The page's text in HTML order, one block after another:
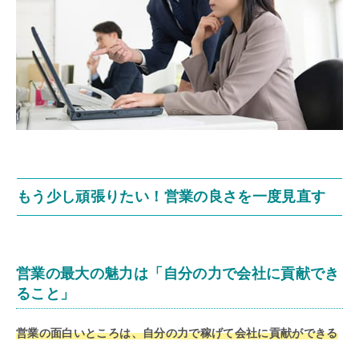
もう少し頑張りたい！営業の良さを一度見直す
営業の最大の魅力は「自分の力で会社に貢献でき
ること」
営業の面白いところは、自分の力で稼げて会社に貢献ができる